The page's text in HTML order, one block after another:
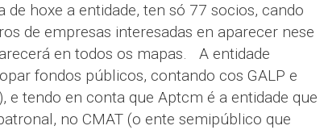
de hoxe a entidade, ten só 77 socios, cando
de empresas interesadas en aparecer nese
en todos os mapas. A entidade
fondos públicos, contando cos GALP e
e tendo en conta que Aptcm é a entidade que
no CMAT (o ente semipúblico que